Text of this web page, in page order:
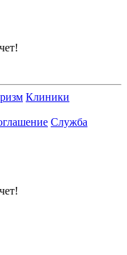
Клиники
Служба